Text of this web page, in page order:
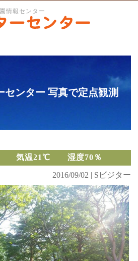
情報センター
センター 写真で定点観測
温21℃ 湿度70％
2016/09/02 | Sビジター